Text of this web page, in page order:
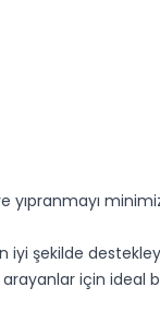
şekilde
için ideal